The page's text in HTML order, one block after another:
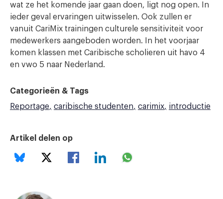
wat ze het komende jaar gaan doen, ligt nog open. In
ieder geval ervaringen uitwisselen. Ook zullen er
vanuit CariMix trainingen culturele sensitiviteit voor
medewerkers aangeboden worden. In het voorjaar
komen klassen met Caribische scholieren uit havo 4
en vwo 5 naar Nederland.
Categorieën & Tags
Reportage
caribische studenten carimix introductie
Artikel delen op